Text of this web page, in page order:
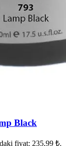
Black
fiyat: 235,99 ₺.